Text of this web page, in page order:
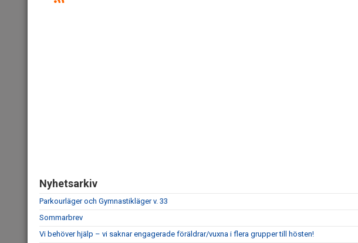
Nyhetsarkiv
Parkourläger och Gymnastikläger v. 33
Sommarbrev
Vi behöver hjälp – vi saknar engagerade föräldrar/vuxna i flera grupper till hösten!